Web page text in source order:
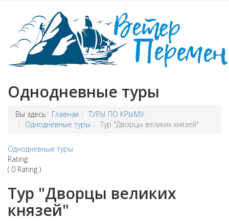
Однодневные туры
Вы здесь: Главная
ТУРЫ ПО КРЫМУ
Однодневные туры
Тур "Дворцы великих князей"
Однодневные туры
Rating:
( 0 Rating )
Тур "Дворцы великих
князей"